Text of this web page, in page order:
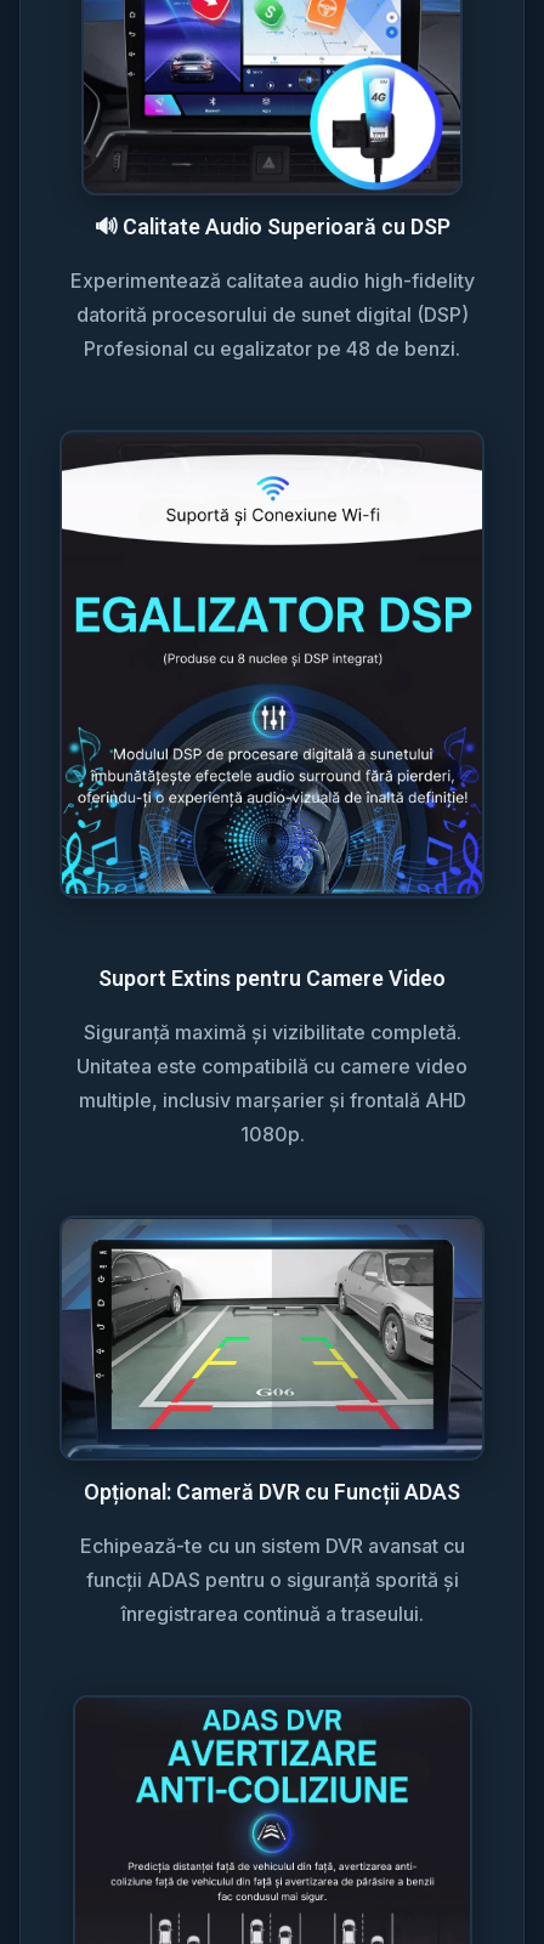
🔊 Calitate Audio Superioară cu DSP
Experimentează calitatea audio high-fidelity
datorită procesorului de sunet digital (DSP)
Profesional cu egalizator pe 48 de benzi.
Suport Extins pentru Camere Video
Siguranță maximă și vizibilitate completă.
Unitatea este compatibilă cu camere video
multiple, inclusiv marșarier și frontală AHD
1080p.
Opțional: Cameră DVR cu Funcții ADAS
Echipează-te cu un sistem DVR avansat cu
funcții ADAS pentru o siguranță sporită și
înregistrarea continuă a traseului.